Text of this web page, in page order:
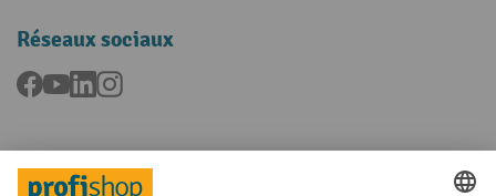
Réseaux sociaux
Facebook
YouTubeLinkedInInstagram
Langues